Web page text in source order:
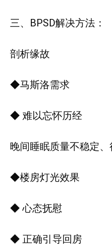
三、BPSD解决方法：
剖析缘故
◆马斯洛需求
◆ 难以忘怀历经
晚间睡眠质量不稳定
◆楼房灯光效果
◆ 心态抚慰
◆ 正确引导回房